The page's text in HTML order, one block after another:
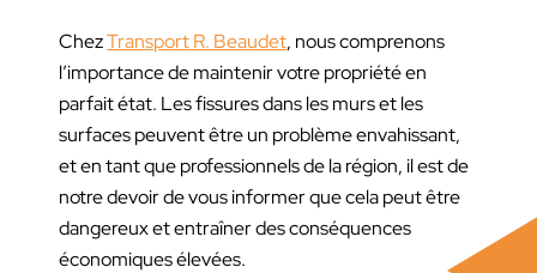
ChezTransport R. Beaudet, nous comprenons
l’importance de maintenir votre propriété en
parfait état. Les fissures dans les murs et les
surfaces peuvent être un problème envahissant,
et en tant que professionnels de la région, il est de
notre devoir de vous informer que cela peut être
dangereux et entraîner des conséquences
économiques élevées.